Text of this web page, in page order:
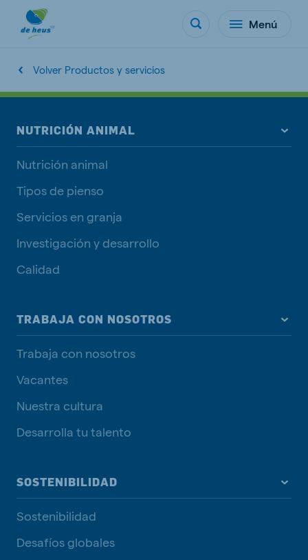
Menú
Volver Productos y servicios
NUTRICIÓN ANIMAL
Nutrición animal
Tipos de pienso
Servicios en granja
Investigación y desarrollo
Calidad
TRABAJA CON NOSOTROS
Trabaja con nosotros
Vacantes
Nuestra cultura
Desarrolla tu talento
SOSTENIBILIDAD
Sostenibilidad
Desafíos globales